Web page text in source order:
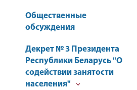
Общественные
обсуждения
Декрет № 3 Президента
Республики Беларусь "О
содействии занятости
населения"